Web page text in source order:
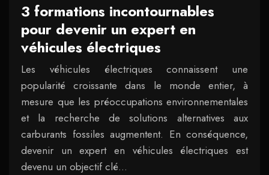
3 formations incontournables
pour devenir un expert en
véhicules électriques
Les véhicules électriques connaissent une
popularité croissante dans le monde entier, à
mesure que les préoccupations environnementales
et la recherche de solutions alternatives aux
carburants fossiles augmentent. En conséquence,
devenir un expert en véhicules électriques est
devenu un objectif clé…